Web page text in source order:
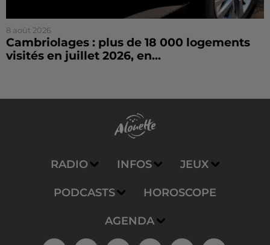
8 août 2026
Cambriolages : plus de 18 000 logements
visités en juillet 2026, en...
RADIO INFOS JEUX
PODCASTS HOROSCOPE
AGENDA